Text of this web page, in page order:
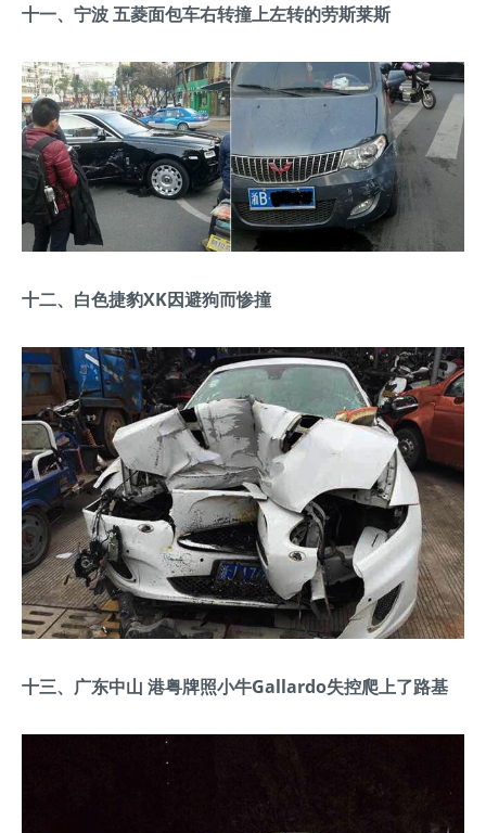
十一、宁波 五菱面包车右转撞上左转的劳斯莱斯
十二、白色捷豹XK因避狗而惨撞
十三、广东中山 港粤牌照小牛Gallardo失控爬上了路基